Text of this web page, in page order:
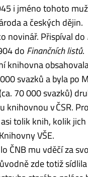
i jménotohoto
a českých dějin.
novinář. Přispíval do
do Finančních listů.
knihovna
svazků a byla po
70 000 svazků)
knihovnou v ČSR.
asi tolik knih, kolik
VŠE.
ČNBmuvděčí za
zdetotiž